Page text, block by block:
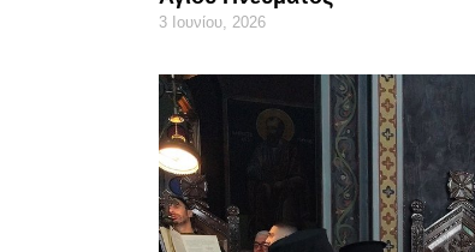
3 Ιουνίου, 2026